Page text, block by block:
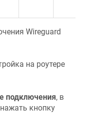
Wireguard
на роутере
подключения, в
кнопку